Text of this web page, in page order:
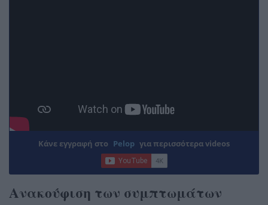
Κάνε εγγραφή στο Pelop για περισσότερα videos
Ανακούφιση των συμπτωμάτων